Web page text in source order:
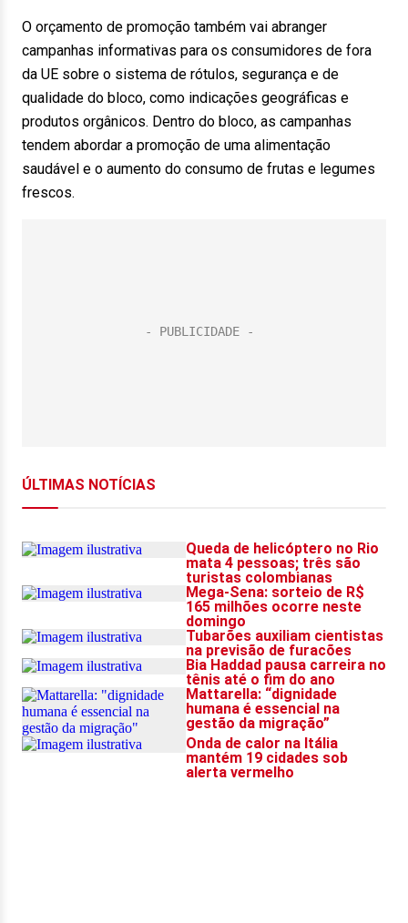
O orçamento de promoção também vai abranger
campanhas informativas para os consumidores de fora
da UE sobre o sistema de rótulos, segurança e de
qualidade do bloco, como indicações geográficas e
produtos orgânicos. Dentro do bloco, as campanhas
tendem abordar a promoção de uma alimentação
saudável e o aumento do consumo de frutas e legumes
frescos.